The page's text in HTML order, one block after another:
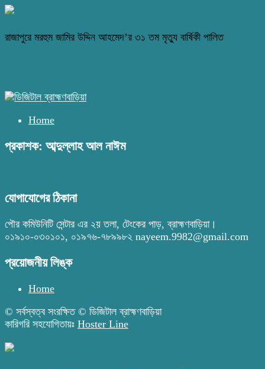
রাজাপুরে মরহুম জামির উদ্দিন আহমেদ’র ৩১ তম মৃত্যু বার্ষিকী পালিত
Home
প্রকাশক: আব্দুল্লাহ আল নাঈম
যোগাযোগের ঠিকানা
পৌর কমিউনিটি সেন্টার এর ২য় তলা, টেংকের পাড়, ব্রাহ্মণবাড়িয়া।
০১৯১০-০৩০১০১, ০১৯৭৬-৭৮৯৯৮২ nayeem.9982@gmail.com
প্রয়োজনীয় লিঙ্ক
Home
© সর্বস্বত্ব সংরক্ষিত © ডিজিটাল ব্রাহ্মণবাড়িয়া
কারিগরি সহযোগিতায়ঃ Hoster Line